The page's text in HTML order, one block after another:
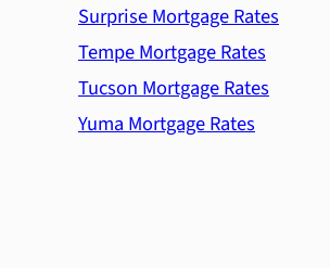
Surprise Mortgage Rates
Tempe Mortgage Rates
Tucson Mortgage Rates
Yuma Mortgage Rates